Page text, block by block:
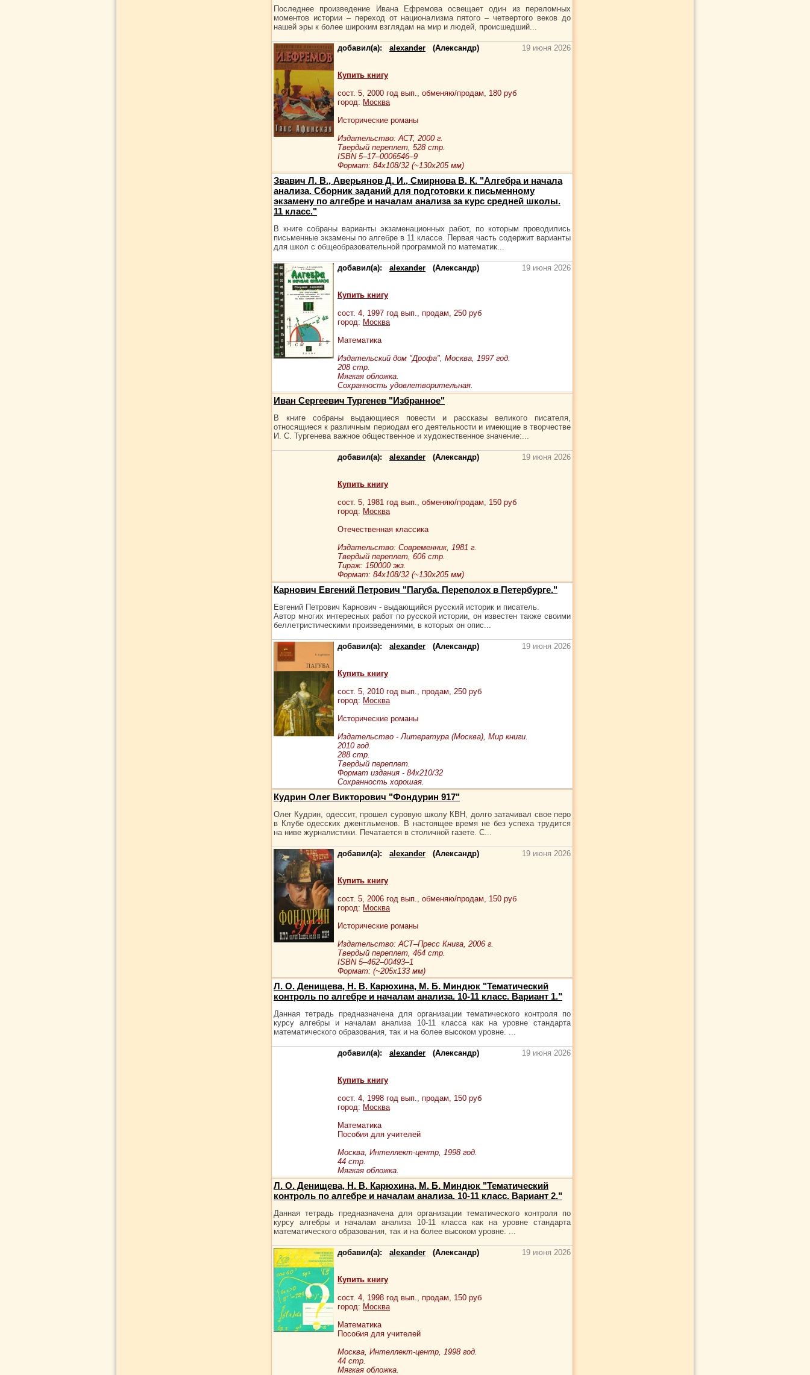
Последнее произведение Ивана Ефремова освещает один из переломных
моментов истории – переход от национализма пятого – четвертого веков до
нашей эры к более широким взглядам на мир и людей, происшедший...
добавил(а): alexander (Александр) 19 июня 2026
Купить книгу
сост. 5, 2000 год вып., обменяю/продам, 180 руб
город: Москва
Исторические романы
Издательство: АСТ, 2000 г.
Твердый переплет, 528 стр.
ISBN 5–17–0006546–9
Формат: 84x108/32 (~130х205 мм)
Звавич Л. В., Аверьянов Д. И., Смирнова В. К. "Алгебра и начала
анализа. Сборник заданий для подготовки к письменному
экзамену по алгебре и началам анализа за курс средней школы.
11 класс."
В книге собраны варианты экзаменационных работ, по которым проводились
письменные экзамены по алгебре в 11 классе. Первая часть содержит варианты
для школ с общеобразовательной программой по математик...
добавил(а): alexander (Александр) 19 июня 2026
Купить книгу
сост. 4, 1997 год вып., продам, 250 руб
город: Москва
Математика
Издательский дом "Дрофа", Москва, 1997 год.
208 стр.
Мягкая обложка.
Сохранность удовлетворительная.
Иван Сергеевич Тургенев "Избранное"
В книге собраны выдающиеся повести и рассказы великого писателя,
относящиеся к различным периодам его деятельности и имеющие в творчестве
И. С. Тургенева важное общественное и художественное значение:...
добавил(а): alexander (Александр) 19 июня 2026
Купить книгу
сост. 5, 1981 год вып., обменяю/продам, 150 руб
город: Москва
Отечественная классика
Издательство: Современник, 1981 г.
Твердый переплет, 606 стр.
Тираж: 150000 экз.
Формат: 84x108/32 (~130х205 мм)
Карнович Евгений Петрович "Пагуба. Переполох в Петербурге."
Евгений Петрович Карнович - выдающийся русский историк и писатель.
Автор многих интересных работ по русской истории, он известен также своими
беллетристическими произведениями, в которых он опис...
добавил(а): alexander (Александр) 19 июня 2026
Купить книгу
сост. 5, 2010 год вып., продам, 250 руб
город: Москва
Исторические романы
Издательство - Литература (Москва), Мир книги.
2010 год.
288 стр.
Твердый переплет.
Формат издания - 84x210/32
Сохранность хорошая.
Кудрин Олег Викторович "Фондурин 917"
Олег Кудрин, одессит, прошел суровую школу КВН, долго затачивал свое перо
в Клубе одесских джентльменов. В настоящее время не без успеха трудится
на ниве журналистики. Печатается в столичной газете. С...
добавил(а): alexander (Александр) 19 июня 2026
Купить книгу
сост. 5, 2006 год вып., обменяю/продам, 150 руб
город: Москва
Исторические романы
Издательство: АСТ–Пресс Книга, 2006 г.
Твердый переплет, 464 стр.
ISBN 5–462–00493–1
Формат: (~205х133 мм)
Л. О. Денищева, Н. В. Карюхина, М. Б. Миндюк "Тематический
контроль по алгебре и началам анализа. 10-11 класс. Вариант 1."
Данная тетрадь предназначена для организации тематического контроля по
курсу алгебры и началам анализа 10-11 класса как на уровне стандарта
математического образования, так и на более высоком уровне. ...
добавил(а): alexander (Александр) 19 июня 2026
Купить книгу
сост. 4, 1998 год вып., продам, 150 руб
город: Москва
Математика
Пособия для учителей
Москва, Интеллект-центр, 1998 год.
44 стр.
Мягкая обложка.
Л. О. Денищева, Н. В. Карюхина, М. Б. Миндюк "Тематический
контроль по алгебре и началам анализа. 10-11 класс. Вариант 2."
Данная тетрадь предназначена для организации тематического контроля по
курсу алгебры и началам анализа 10-11 класса как на уровне стандарта
математического образования, так и на более высоком уровне. ...
добавил(а): alexander (Александр) 19 июня 2026
Купить книгу
сост. 4, 1998 год вып., продам, 150 руб
город: Москва
Математика
Пособия для учителей
Москва, Интеллект-центр, 1998 год.
44 стр.
Мягкая обложка.